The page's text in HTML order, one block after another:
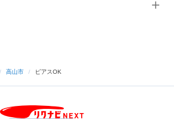
/ 高山市 / ピアスOK